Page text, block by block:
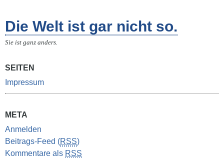
Die Welt ist gar nicht so.
Sie ist ganz anders.
SEITEN
Impressum
META
Anmelden
Beitrags-Feed (RSS)
Kommentare als RSS